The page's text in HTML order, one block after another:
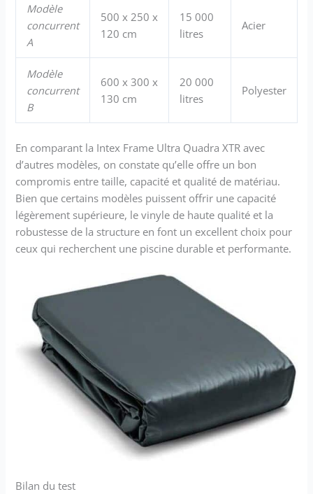
Modèle
concurrent
A
500 x 250 x
120 cm
15 000
litres
Acier
Modèle
concurrent
B
600 x 300 x
130 cm
20 000
litres
Polyester
En comparant la Intex Frame Ultra Quadra XTR avec
d’autres modèles, on constate qu’elle offre un bon
compromis entre taille, capacité et qualité de matériau.
Bien que certains modèles puissent offrir une capacité
légèrement supérieure, le vinyle de haute qualité et la
robustesse de la structure en font un excellent choix pour
ceux qui recherchent une piscine durable et performante.
Bilan du test